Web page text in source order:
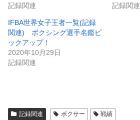
記録関連
記録関連
IFBA世界女子王者一覧(記録
関連) ボクシング選手名鑑ピ
ックアップ！
2020年10月29日
記録関連
記録関連 ボクサー 戦績